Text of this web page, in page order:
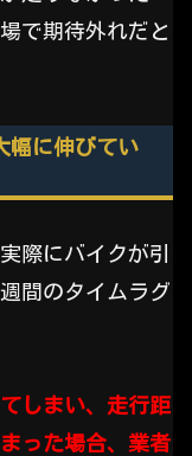
で期待外れだと
幅に伸びてい
際にバイクが引
間のタイムラグ
しまい、走行距
った場合、業者